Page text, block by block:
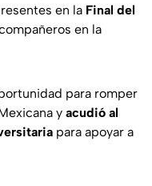
en la Final del
en la
para romper
y acudió al
para apoyar a